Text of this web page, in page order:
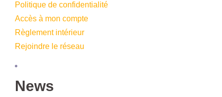
Politique de confidentialité
Accès à mon compte
Règlement intérieur
Rejoindre le réseau
News